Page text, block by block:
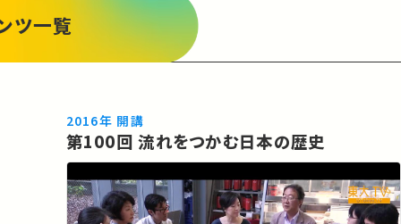
ツ一覧
2016年 開講
第100回 流れをつかむ日本の歴史